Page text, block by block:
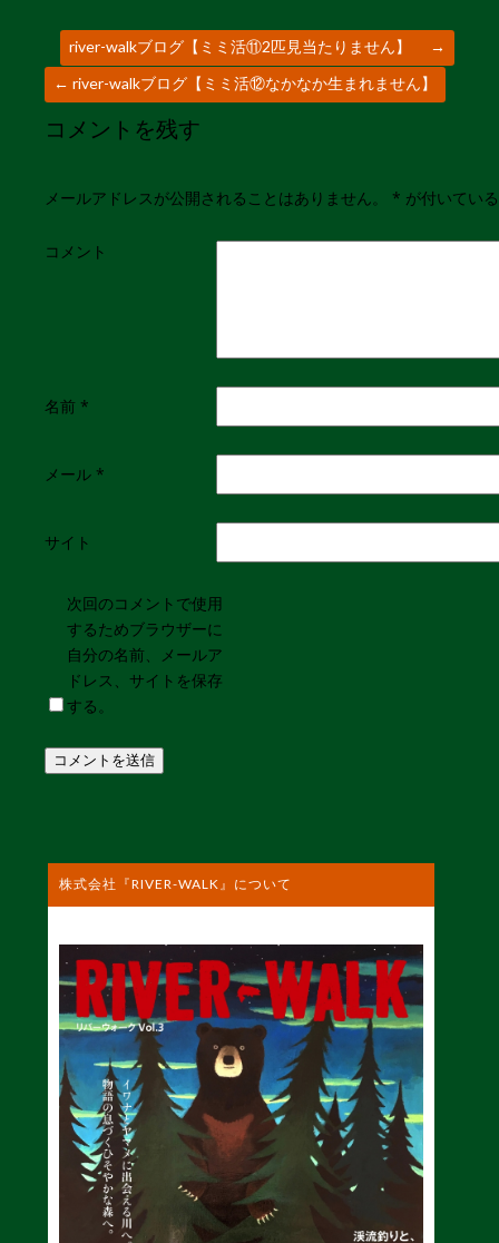
river-walkブログ【ミミ活⑪2匹見当たりません】
→
← river-walkブログ【ミミ活⑫なかなか生まれません】
コメントを残す
メールアドレスが公開されることはありません。 * が付いてい
コメント
名前 *
メール *
サイト
次回のコメントで使用
するためブラウザーに
自分の名前、メールア
ドレス、サイトを保存
する。
株式会社『RIVER-WALK』について